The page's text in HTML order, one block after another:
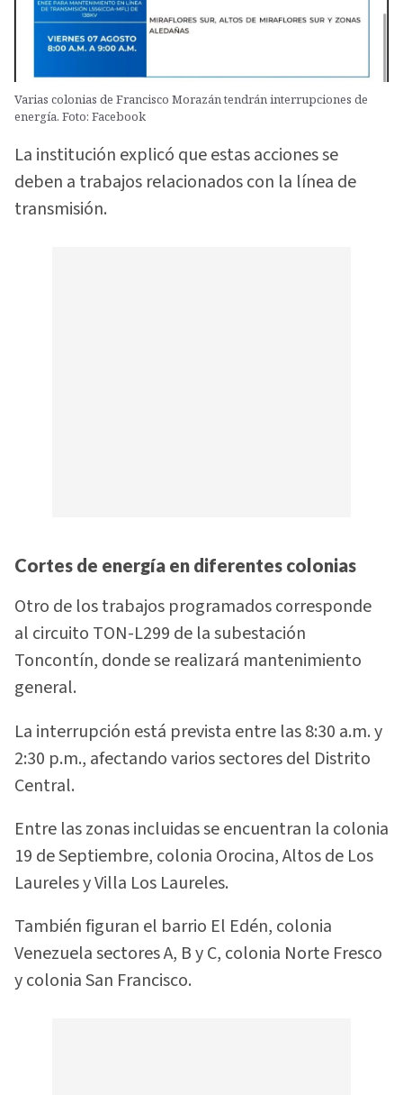
Varias colonias de Francisco Morazán tendrán interrupciones de
energía. Foto: Facebook
La institución explicó que estas acciones se
deben a trabajos relacionados con la línea de
transmisión.
Cortes de energía en diferentes colonias
Otro de los trabajos programados corresponde
al circuito TON-L299 de la subestación
Toncontín, donde se realizará mantenimiento
general.
La interrupción está prevista entre las 8:30 a.m. y
2:30 p.m., afectando varios sectores del Distrito
Central.
Entre las zonas incluidas se encuentran la colonia
19 de Septiembre, colonia Orocina, Altos de Los
Laureles y Villa Los Laureles.
También figuran el barrio El Edén, colonia
Venezuela sectores A, B y C, colonia Norte Fresco
y colonia San Francisco.